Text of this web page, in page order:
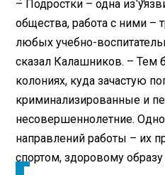
– Подростки – одна из
общества, работа с ними –
любых учебно-
сказал Калашников. – Тем
колониях, куда зачастую
криминализированные и
несовершеннолетние.
направлений работы – их
спортом, здоровому